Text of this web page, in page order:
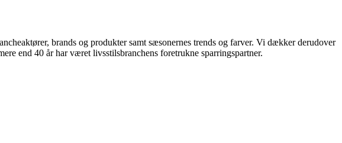
brands og produkter samt sæsonernes trends og farver. Vi dækker derudover
end 40 år har været livsstilsbranchens foretrukne sparringspartner.